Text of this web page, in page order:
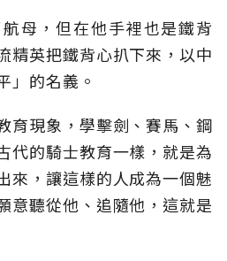
母，但在他手裡也是鐵背
精英把鐵背心扒下來，以中
」的名義。
育現象，學擊劍、賽馬、鋼
代的騎士教育一樣，就是為
來，讓這樣的人成為一個魅
意聽從他、追隨他，這就是